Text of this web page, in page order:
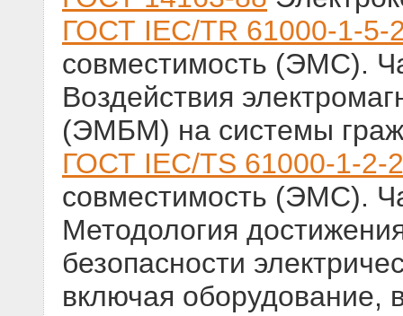
ГОСТ IEC/TR 61000-1-5-
совместимость (ЭМС).
Воздействия
(ЭМБМ) на системы
ГОСТ IEC/TS 61000-1-2-
совместимость (ЭМС).
Методология
безопасности
включая оборудование,